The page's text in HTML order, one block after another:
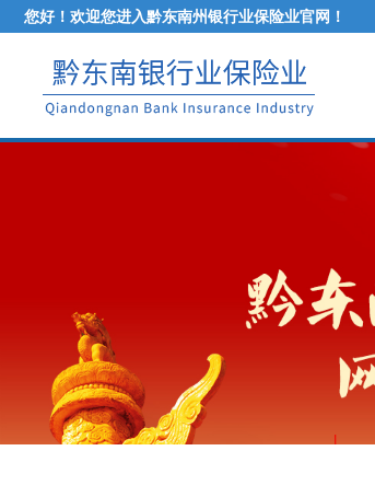
您好！欢迎您进入黔东南州银行业保险业官网！